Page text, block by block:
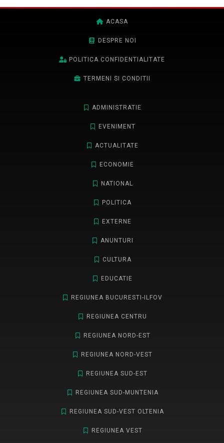
ACASA
DESPRE NOI
POLITICA CONFIDENTIALITATE
TERMENI SI CONDITII
ADMINISTRATIE
EVENIMENT
ACTUALITATE
ECONOMIE
NATIONAL
POLITICA
EXTERNE
ANUNTURI
CULTURA
EDUCATIE
REGIUNEA BUCURESTI-ILFOV
REGIUNEA CENTRU
REGIUNEA NORD-EST
REGIUNEA NORD-VEST
REGIUNEA SUD-EST
REGIUNEA SUD-MUNTENIA
REGIUNEA SUD-VEST OLTENIA
REGIUNEA VEST